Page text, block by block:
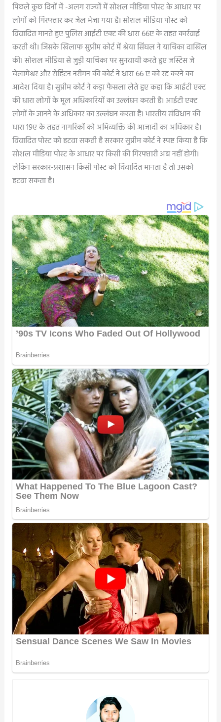
पिछले कुछ दिनों में -अलग राज्यों में सोशल मीडिया पोस्ट के आधार पर
लोगों को गिरफ्तार कर जेल भेजा गया है। सोशल मीडिया पोस्ट को
विवादित मानते हुए पुलिस आईटी एक्ट की धारा 66ए के तहत कार्रवाई
करती थी। जिसके खिलाफ सुप्रीम कोर्ट में श्रेया सिंघल ने याचिका दाखिल
की। सोशल मीडिया से जुड़ी याचिका पर सुनवायी करते हुए जस्टिस जे
चेलामेश्वर और रोहिंटन नरीमन की कोर्ट ने धारा 66 ए को रद्द करने का
आदेश दिया है। सुप्रीम कोर्ट ने कड़ा फैसला लेते हुए कहा कि आईटी एक्ट
की धारा लोगों के मूल अधिकारियों का उल्लंघन करती है। आईटी एक्ट
लोगों के जानने के अधिकार का उल्लंघन करता है। भारतीय संविधान की
धारा 19ए के तहत नागरिकों को अभिव्यक्ति की आजादी का अधिकार है।
विवादित पोस्ट को हटवा सकती है सरकार सुप्रीम कोर्ट ने स्पष्ट किया है कि
सोशल मीडिया पोस्ट के आधार पर किसी की गिरफ्तारी अब नहीं होगी।
लेकिन सरकार-प्रशासन किसी पोस्ट को विवादित मानता है तो उसको
हटवा सकता है।